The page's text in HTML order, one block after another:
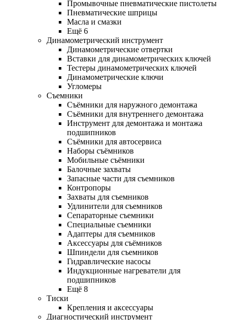
Промывочные пневматические пистолеты
Пневматические шприцы
Масла и смазки
Ещё 6
Динамометрический инструмент
Динамометрические отвертки
Вставки для динамометрических ключей
Тестеры динамометрических ключей
Динамометрические ключи
Угломеры
Съемники
Съёмники для наружного демонтажа
Съёмники для внутреннего демонтажа
Инструмент для демонтажа и монтажа
подшипников
Съёмники для автосервиса
Наборы съёмников
Мобильные съёмники
Балочные захваты
Запасные части для съемников
Контропоры
Захваты для съемников
Удлинители для съемников
Сепараторные съемники
Специальные съемники
Адаптеры для съемников
Аксессуары для съёмников
Шпиндели для съемников
Гидравлические насосы
Индукционные нагреватели для
подшипников
Ещё 8
Тиски
Крепления и аксессуары
Диагностический инструмент